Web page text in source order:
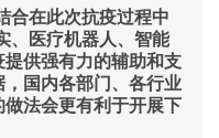
合在此次抗疫过程中
、医疗机器人、智能
供强有力的辅助和支
国内各部门、各行业
法会更有利于开展下